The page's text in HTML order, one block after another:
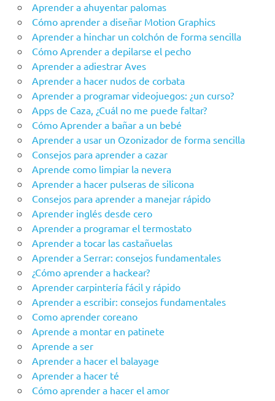
Aprender a ahuyentar palomas
Cómo aprender a diseñar Motion Graphics
Aprender a hinchar un colchón de forma sencilla
Cómo Aprender a depilarse el pecho
Aprender a adiestrar Aves
Aprender a hacer nudos de corbata
Aprender a programar videojuegos: ¿un curso?
Apps de Caza, ¿Cuál no me puede faltar?
Cómo Aprender a bañar a un bebé
Aprender a usar un Ozonizador de forma sencilla
Consejos para aprender a cazar
Aprende como limpiar la nevera
Aprender a hacer pulseras de silicona
Consejos para aprender a manejar rápido
Aprender inglés desde cero
Aprender a programar el termostato
Aprender a tocar las castañuelas
Aprender a Serrar: consejos fundamentales
¿Cómo aprender a hackear?
Aprender carpintería fácil y rápido
Aprender a escribir: consejos fundamentales
Como aprender coreano
Aprende a montar en patinete
Aprende a ser
Aprender a hacer el balayage
Aprender a hacer té
Cómo aprender a hacer el amor